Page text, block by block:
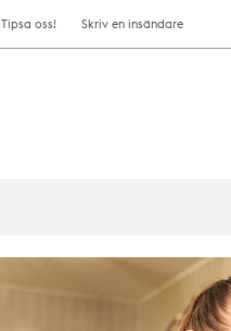
Tipsa oss! Skriv en insändare